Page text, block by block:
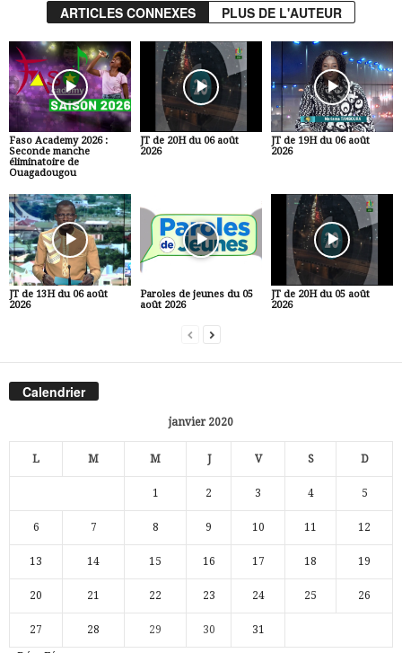
ARTICLES CONNEXES PLUS DE L'AUTEUR
Faso Academy 2026 :
Seconde manche
éliminatoire de
Ouagadougou
JT de 20H du 06 août
2026
JT de 19H du 06 août
2026
JT de 13H du 06 août
2026
Paroles de jeunes du 05
août 2026
JT de 20H du 05 août
2026
Calendrier
janvier 2020
L M M J V S D
1 2 3 4 5
6 7 8 9 10 11 12
13 14 15 16 17 18 19
20 21 22 23 24 25 26
27 28 29 30 31